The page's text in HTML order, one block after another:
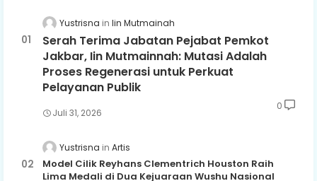
Yustrisna Iin Mutmainah
Serah Terima Jabatan Pejabat Pemkot
Jakbar, Iin Mutmainnah: Mutasi Adalah
Proses Regenerasi untuk Perkuat
Pelayanan Publik
Juli 31, 2026
0
Yustrisna Artis
Model Cilik Reyhans Clementrich Houston Raih
Lima Medali di Dua Kejuaraan Wushu Nasional